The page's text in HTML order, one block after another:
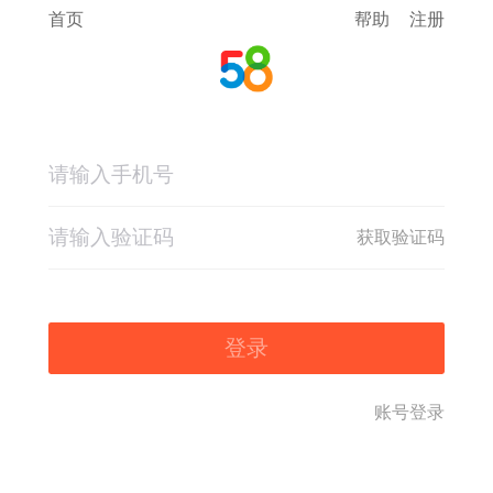
首页 帮助 注册
获取验证码
登录
账号登录